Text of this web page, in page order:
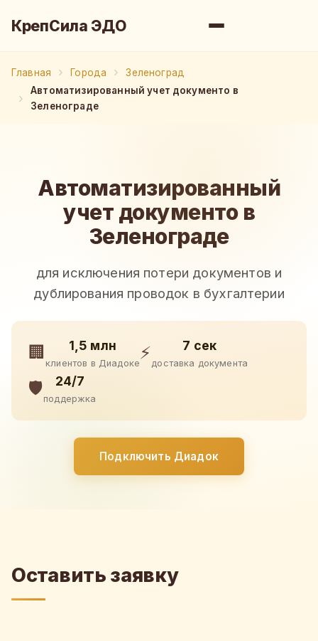
КрепСила ЭДО
Главная Города
Зеленоград
Автоматизированный учет документо в
Зеленограде
Автоматизированный
учет документо в
Зеленограде
для исключения потери документов и
дублирования проводок в бухгалтерии
🏢 1,5 млн
клиентов в Диадоке
⚡ 7 сек
доставка документа
🛡️ 24/7
поддержка
Подключить Диадок
Оставить заявку